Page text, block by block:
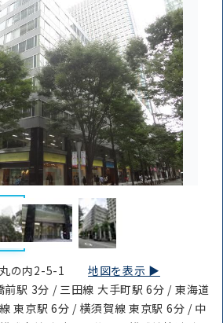
丸の内2-5-1地図を表示 ▶︎
前駅 3分 / 三田線 大手町駅 6分 / 東海道
東京駅 6分 / 横須賀線 東京駅 6分 / 中